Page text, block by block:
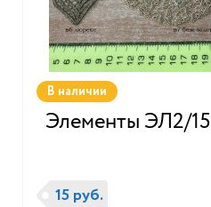
В наличии
Элементы ЭЛ2/15
15 руб.